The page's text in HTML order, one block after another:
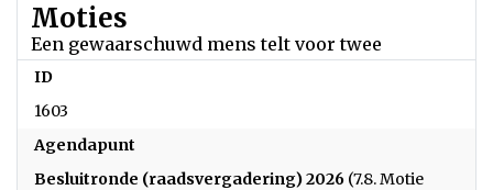
Moties
Een gewaarschuwd mens telt voor twee
ID
1603
Agendapunt
Besluitronde (raadsvergadering) 2026 (7.8. Motie